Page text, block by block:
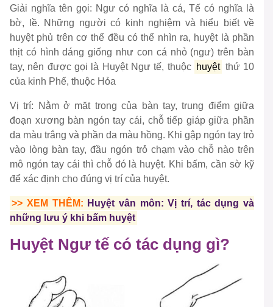
Giải nghĩa tên gọi: Ngư có nghĩa là cá, Tế có nghĩa là
bờ, lề. Những người có kinh nghiệm và hiểu biết về
huyệt phủ trên cơ thể đều có thể nhìn ra, huyệt là phần
thịt có hình dáng giống như con cá nhỏ (ngư) trên bàn
tay, nên được gọi là Huyệt Ngư tế, thuộc huyệt thứ 10
của kinh Phế, thuộc Hỏa
Vị trí: Nằm ở mặt trong của bàn tay, trung điểm giữa
đoạn xương bàn ngón tay cái, chỗ tiếp giáp giữa phần
da màu trắng và phần da màu hồng. Khi gập ngón tay trỏ
vào lòng bàn tay, đầu ngón trỏ chạm vào chỗ nào trên
mô ngón tay cái thì chỗ đó là huyệt. Khi bấm, cần sờ kỹ
để xác định cho đúng vị trí của huyệt.
>> XEM THÊM: Huyệt vân môn: Vị trí, tác dụng và
những lưu ý khi bấm huyệt
Huyệt Ngư tế có tác dụng gì?